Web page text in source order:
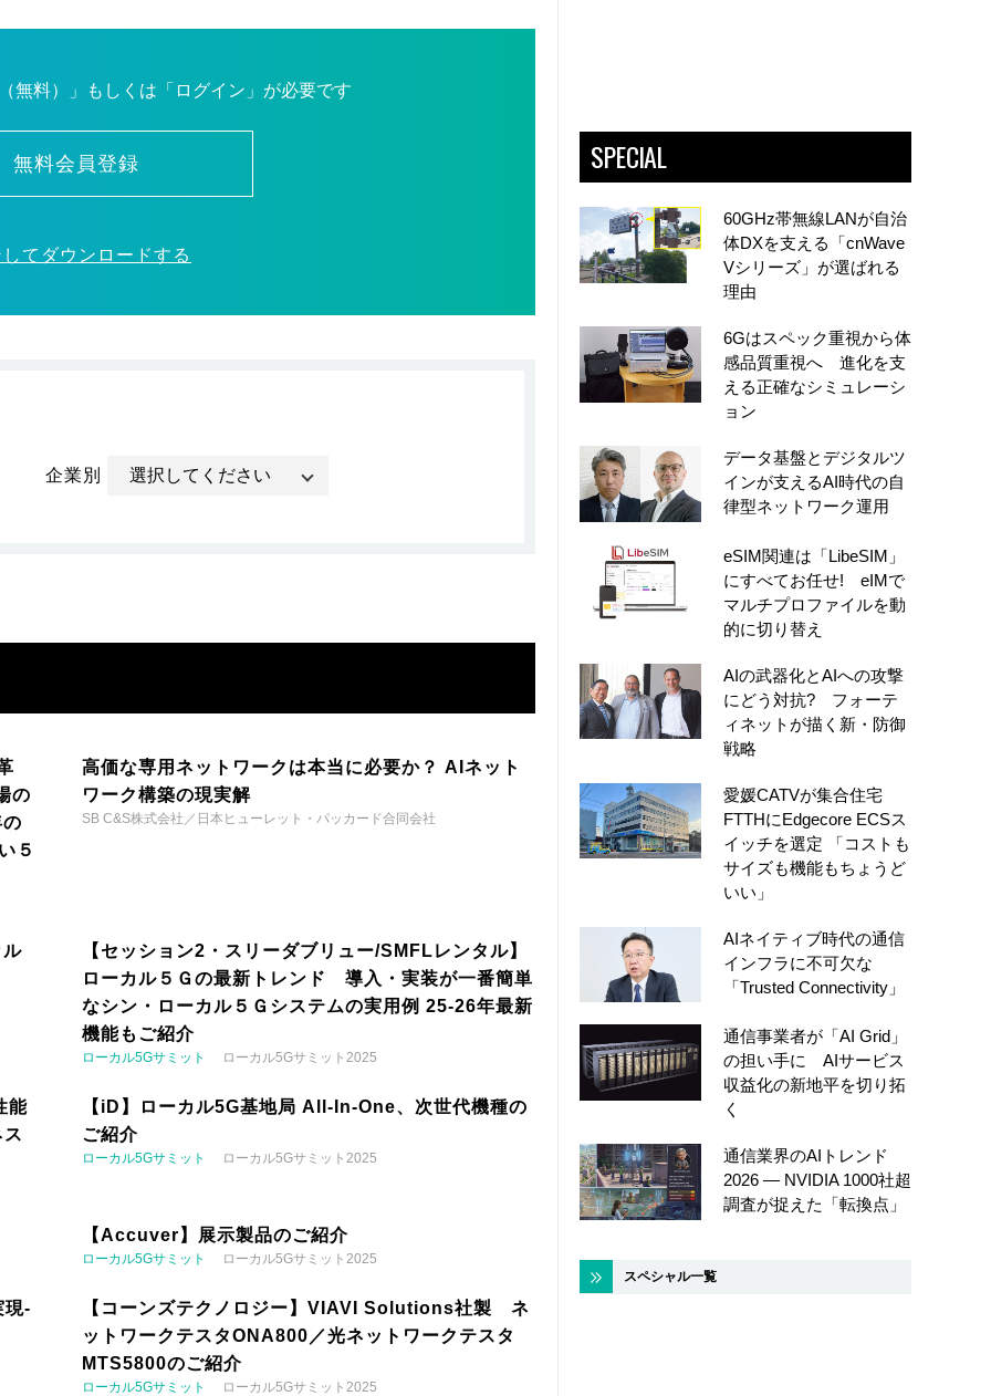
無料）」もしくは「ログイン」が必要です
無料会員登録
てダウンロードする
企業別
の
５
高価な専用ネットワークは本当に必要か？ AIネット
ワーク構築の現実解
SB C&S株式会社／日本ヒューレット・パッカード合同会社
ル
【セッション2・スリーダブリュー/SMFLレンタル】
ローカル５Ｇの最新トレンド 導入・実装が一番簡単
なシン・ローカル５Ｇシステムの実用例 25-26年最新
機能もご紹介
ローカル5Gサミット ローカル5Gサミット2025
能
【iD】ローカル5G基地局 All-In-One、次世代機種の
ご紹介
ローカル5Gサミット ローカル5Gサミット2025
【Accuver】展示製品のご紹介
ローカル5Gサミット ローカル5Gサミット2025
現-
【コーンズテクノロジー】VIAVI Solutions社製 ネ
ットワークテスタONA800／光ネットワークテスタ
MTS5800のご紹介
ローカル5Gサミット ローカル5Gサミット2025
SPECIAL
60GHz帯無線LANが自治
体DXを支える「cnWave
Vシリーズ」が選ばれる
理由
6Gはスペック重視から体
感品質重視へ 進化を支
える正確なシミュレーシ
ョン
データ基盤とデジタルツ
インが支えるAI時代の自
律型ネットワーク運用
eSIM関連は「LibeSIM」
にすべてお任せ! eIMで
マルチプロファイルを動
的に切り替え
AIの武器化とAIへの攻撃
にどう対抗? フォーテ
ィネットが描く新・防御
戦略
愛媛CATVが集合住宅
FTTHにEdgecore ECSス
イッチを選定 「コストも
サイズも機能もちょうど
いい」
AIネイティブ時代の通信
インフラに不可欠な
「Trusted Connectivity」
通信事業者が「AI Grid」
の担い手に AIサービス
収益化の新地平を切り拓
く
通信業界のAIトレンド
2026 ― NVIDIA 1000社超
調査が捉えた「転換点」
スペシャル一覧